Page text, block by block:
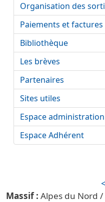
<
Alpes du Nord
Organisation des
Paiements et factures
Bibliothèque
Les brèves
Partenaires
Sites utiles
Espace administration
Espace Adhérent